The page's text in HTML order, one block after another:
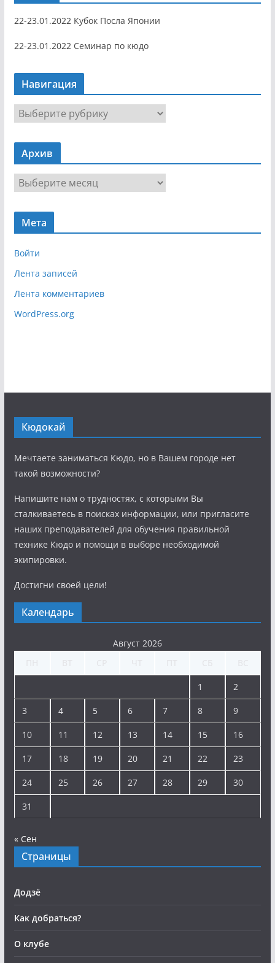
22-23.01.2022 Кубок Посла Японии
22-23.01.2022 Семинар по кюдо
Навигация
Н
а
в
г
я
Архив
р
х
Мета
Войти
Лента записей
Лента комментариев
WordPress.org
Кюдокай
Мечтаете заниматься Кюдо, но в Вашем городе нет
такой возможности?
Напишите нам о трудностях, с которыми Вы
сталкиваетесь в поисках информации, или пригласите
наших преподавателей для обучения правильной
технике Кюдо и помощи в выборе необходимой
экипировки.
Достигни своей цели!
Календарь
Август 2026
1 2
3 4 5 6 7 8 9
10 11 12 13 14 15 16
17 18 19 20 21 22 23
24 25 26 27 28 29 30
31
« Сен
Страницы
Додзё
Как добраться?
О клубе